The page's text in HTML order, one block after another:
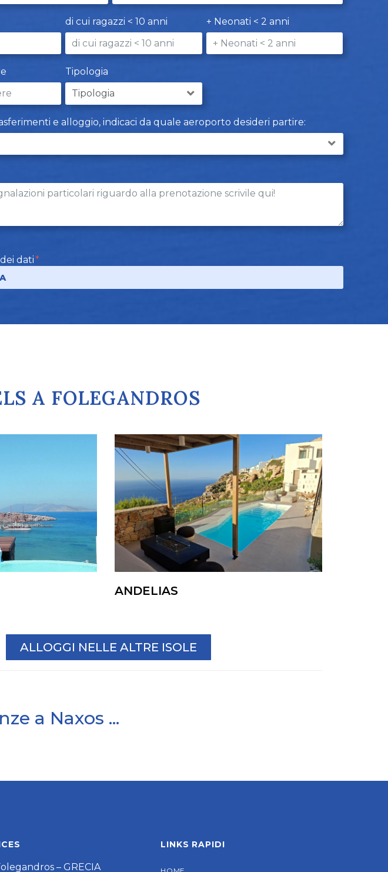
di cui ragazzi < 10 anni + Neonati < 2 anni
Tipologia
e alloggio, indicaci da quale aeroporto desideri partire:
dati
A FOLEGANDROS
ANDELIAS
ALLOGGI NELLE ALTRE ISOLE
a Naxos ...
– GRECIA
LINKS RAPIDI